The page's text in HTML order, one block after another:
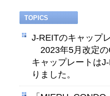
TOPICS
J-REITのキャップ
2023年5月改定の
キャップレートは
りました。